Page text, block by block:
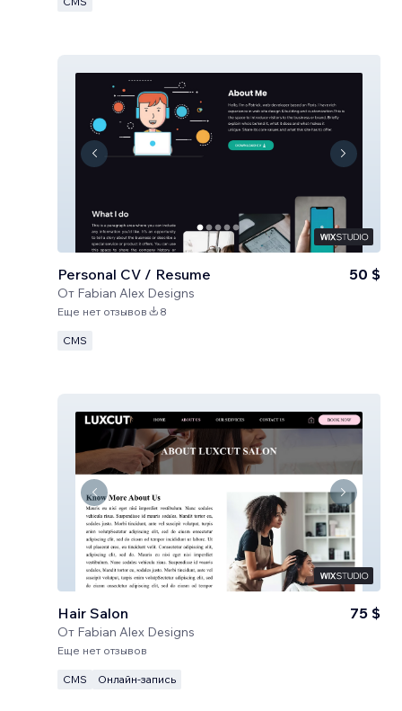
Personal CV / Resume
От Fabian Alex Designs
50 $
Еще нет отзывов 8
CMS
Hair Salon
От Fabian Alex Designs
75 $
Еще нет отзывов
CMS Онлайн-запись